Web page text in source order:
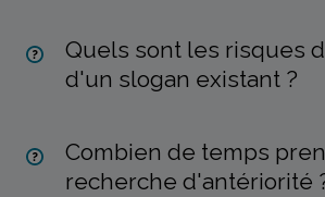
Quels sont les risques
d'un slogan existant ?
Combien de temps
recherche d'antériorité